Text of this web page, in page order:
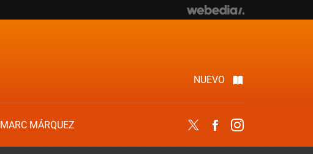
NUEVO
MARC MÁRQUEZ
Twitter Facebook